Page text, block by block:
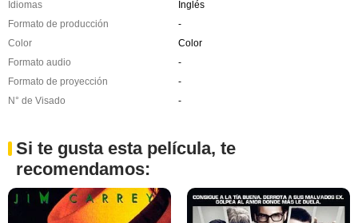
Idiomas
Inglés
Formato de producción
-
Color
Color
Formato audio
-
Formato de proyección
-
N° de Visado
-
Si te gusta esta película, te
recomendamos: